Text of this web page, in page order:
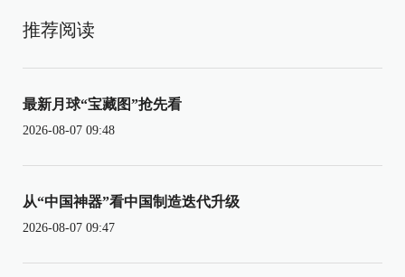
推荐阅读
最新月球“宝藏图”抢先看
2026-08-07 09:48
从“中国神器”看中国制造迭代升级
2026-08-07 09:47